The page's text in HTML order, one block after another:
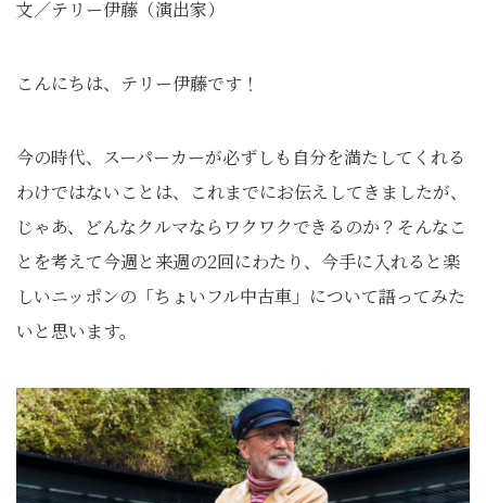
文／テリー伊藤（演出家）
こんにちは、テリー伊藤です！
今の時代、スーパーカーが必ずしも自分を満たしてくれる
わけではないことは、これまでにお伝えしてきましたが、
じゃあ、どんなクルマならワクワクできるのか？そんなこ
とを考えて今週と来週の2回にわたり、今手に入れると楽
しいニッポンの「ちょいフル中古車」について語ってみた
いと思います。